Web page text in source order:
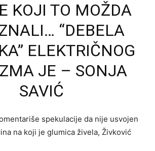
KOJI TO MOŽDA
“DEBELA
ELEKTRIČNOG
JE – SONJA
SAVIĆ
spekulacije da nije usvojen
na koji je glumica živela, Živković